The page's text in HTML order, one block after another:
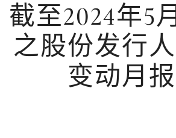
截至2024年5
之股份发行
变动月